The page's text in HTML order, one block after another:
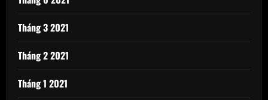
Tháng 3 2021
Tháng 2 2021
Tháng 1 2021